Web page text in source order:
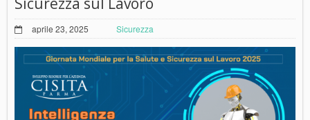
aprile 23, 2025 Sicurezza